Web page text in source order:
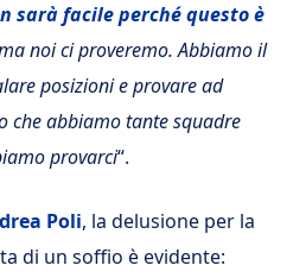
sarà facile perché questo è
noi ci proveremo. Abbiamo il
posizioni e provare ad
che abbiamo tante squadre
provarci“.
Poli, la delusione per la
di un soffio è evidente: